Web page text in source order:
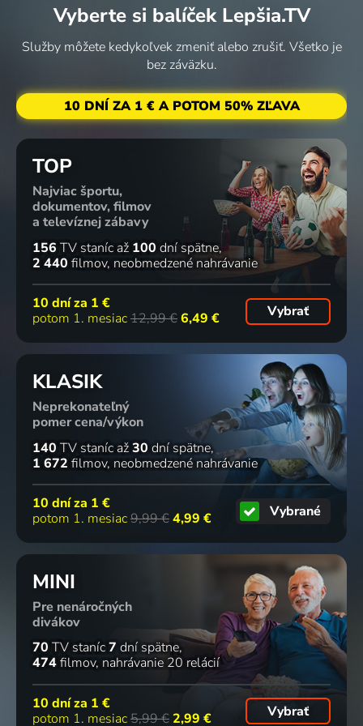
Vyberte si balíček Lepšia.TV
Služby môžete kedykoľvek zmeniť alebo zrušiť. Všetko je
bez záväzku.
10 DNÍ ZA 1 € A POTOM 50% ZĽAVA
TOP
Najviac športu,
dokumentov, filmov
a televíznej zábavy
156 TV staníc až 100 dní spätne
2 440 filmov neobmedzené nahrávanie
10 dní za 1 €
potom 1. mesiac12,99 €6,49 € Vybrať
KLASIK
Neprekonateľný
pomer cena/výkon
140 TV staníc až30 dní spätne
1 672 filmov neobmedzené nahrávanie
10 dní za 1 €
potom 1. mesiac9,99 €4,99 € Vybrané
MINI
Pre nenáročných
divákov
70 TV staníc7 dní spätne
474filmov nahrávanie 20 relácií
10 dní za 1 €
potom 1. mesiac5,99 € 2,99 € Vybrať